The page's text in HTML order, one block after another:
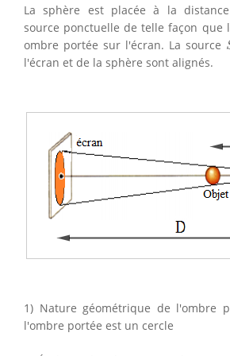
La sphère est placée à la
source ponctuelle de telle façon que
ombre portée sur l'écran. La source
l'écran et de la sphère sont alignés.
1) Nature géométrique de l'ombre
l'ombre portée est un cercle